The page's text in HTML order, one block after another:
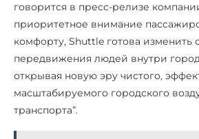
говорится в пресс-релизе
приоритетное внимание
комфорту, Shuttle готова изменить
передвижения людей внутри
открывая новую эру чистого,
масштабируемого городского
транспорта”.